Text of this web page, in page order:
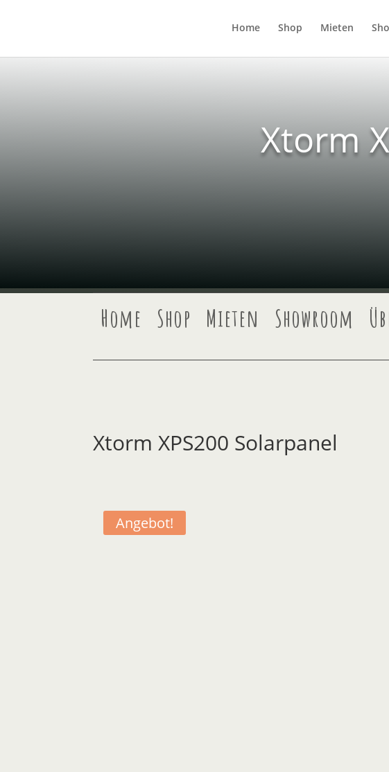
Home Shop Mieten
Xtorm
Home Shop Mieten Showroom
Xtorm XPS200 Solarpanel
Angebot!